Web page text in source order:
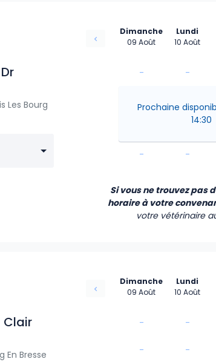
Les Bourg
Dimanche
09 Août
-
-
Lundi
10 Août
-
-
Prochaine
14:30
Si vous ne trouvez pas
horaire à votre
votre vétérinaire
Clair
En Bresse
Dimanche
09 Août
-
-
Lundi
10 Août
-
-